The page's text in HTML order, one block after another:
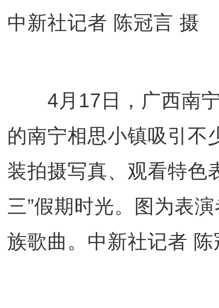
中新社记者 陈冠言 摄
4月17日，广西南宁
的南宁相思小镇吸引不
装拍摄写真、观看特色
三”假期时光。图为表
族歌曲。中新社记者